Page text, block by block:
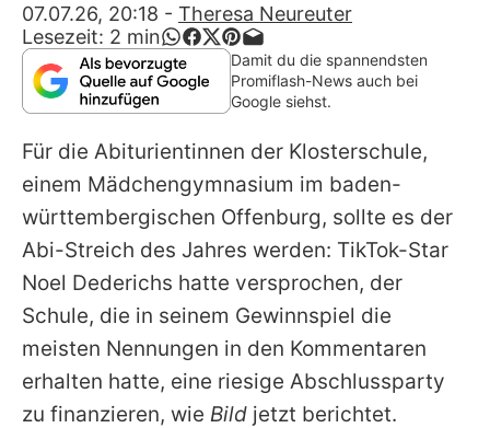
App runterladen
Team
Redaktionelle Richtlinien
Impressum
Datenschutzerklärung
Nutzungsbedingungen
Utiq verwalten
07.07.26, 20:18 - Theresa Neureuter
Lesezeit: 2 min
Damit du die spannendsten
Promiflash-News auch bei
Google siehst.
Für die Abiturientinnen der Klosterschule,
einem Mädchengymnasium im baden-
württembergischen Offenburg, sollte es der
Abi-Streich des Jahres werden: TikTok-Star
Noel Dederichs hatte versprochen, der
Schule, die in seinem Gewinnspiel die
meisten Nennungen in den Kommentaren
erhalten hatte, eine riesige Abschlussparty
zu finanzieren, wie Bild jetzt berichtet.